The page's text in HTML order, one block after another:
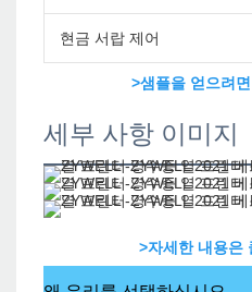
현금 서랍 제어
>샘플을 얻으려
세부 사항 이미지
>자세한 내용은